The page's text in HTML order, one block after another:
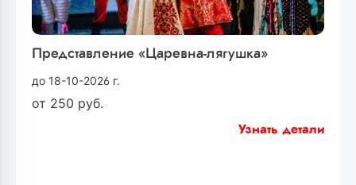
Представление «Царевна-лягушка»
до 18-10-2026 г.
от 250 руб.
Узнать детали